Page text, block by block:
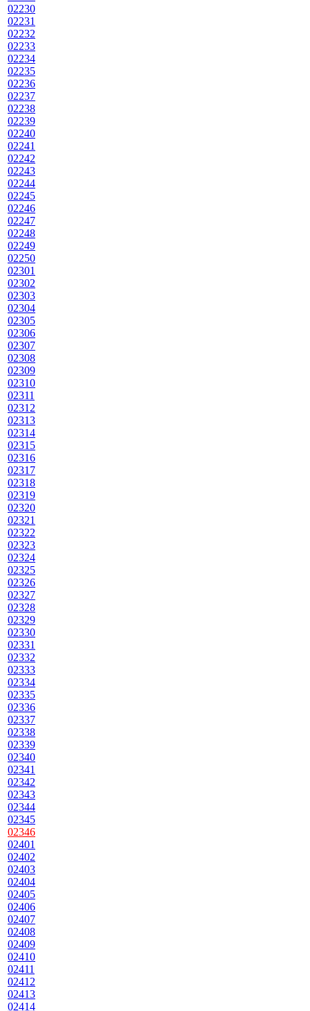
02230
02231
02232
02233
02234
02235
02236
02237
02238
02239
02240
02241
02242
02243
02244
02245
02246
02247
02248
02249
02250
02301
02302
02303
02304
02305
02306
02307
02308
02309
02310
02311
02312
02313
02314
02315
02316
02317
02318
02319
02320
02321
02322
02323
02324
02325
02326
02327
02328
02329
02330
02331
02332
02333
02334
02335
02336
02337
02338
02339
02340
02341
02342
02343
02344
02345
02346
02401
02402
02403
02404
02405
02406
02407
02408
02409
02410
02411
02412
02413
02414